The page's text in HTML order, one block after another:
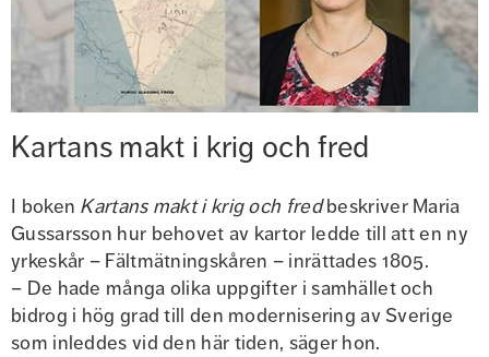
Kartans makt i krig och fred
I boken Kartans makt i krig och fred beskriver Maria
Gussarsson hur behovet av kartor ledde till att en ny
yrkeskår – Fältmätningskåren – inrättades 1805.
– De hade många olika uppgifter i samhället och
bidrog i hög grad till den modernisering av Sverige
som inleddes vid den här tiden, säger hon.